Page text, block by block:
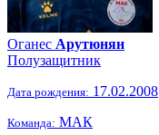
Оганес Арутюнян
Полузащитник
Дата рождения: 17.02.2008
Команда: МАК